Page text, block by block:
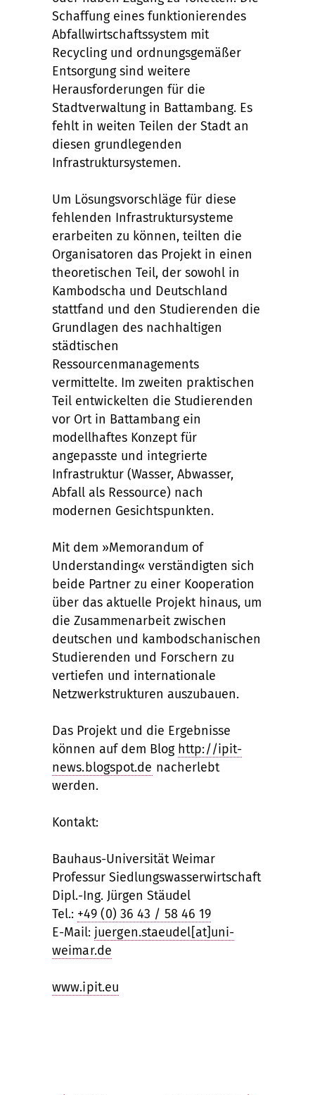
Schaffung eines funktionierendes
Abfallwirtschaftssystem mit
Recycling und ordnungsgemäßer
Entsorgung sind weitere
Herausforderungen für die
Stadtverwaltung in Battambang. Es
fehlt in weiten Teilen der Stadt an
diesen grundlegenden
Infrastruktursystemen.
Um Lösungsvorschläge für diese
fehlenden Infrastruktursysteme
erarbeiten zu können, teilten die
Organisatoren das Projekt in einen
theoretischen Teil, der sowohl in
Kambodscha und Deutschland
stattfand und den Studierenden die
Grundlagen des nachhaltigen
städtischen
Ressourcenmanagements
vermittelte. Im zweiten praktischen
Teil entwickelten die Studierenden
vor Ort in Battambang ein
modellhaftes Konzept für
angepasste und integrierte
Infrastruktur (Wasser, Abwasser,
Abfall als Ressource) nach
modernen Gesichtspunkten.
Mit dem »Memorandum of
Understanding« verständigten sich
beide Partner zu einer Kooperation
über das aktuelle Projekt hinaus, um
die Zusammenarbeit zwischen
deutschen und kambodschanischen
Studierenden und Forschern zu
vertiefen und internationale
Netzwerkstrukturen auszubauen.
Das Projekt und die Ergebnisse
können auf dem Blog http://ipit-
news.blogspot.de nacherlebt
werden.
Kontakt:
Bauhaus-Universität Weimar
Professur Siedlungswasserwirtschaft
Dipl.-Ing. Jürgen Stäudel
Tel.: +49 (0) 36 43 / 58 46 19
E-Mail: juergen.staeudel[at]uni-
weimar.de
www.ipit.eu